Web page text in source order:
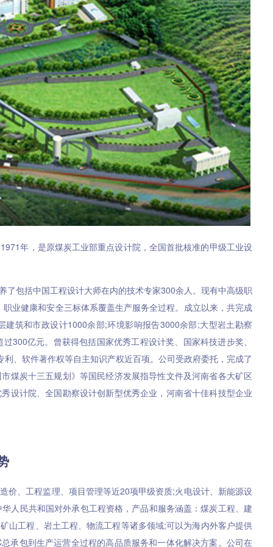
年，是原煤炭工业部重点设计院，全国首批核准的甲级工业设
包括中国工程设计大师在内的技术专家300余人。现有中高级职
业健康和安全三标体系覆盖生产服务全过程。成立以来，共完成
筑和市政设计1000余部;环境影响报告3000余部;大型岩土勘察
300亿元。曾获得包括国家优秀工程设计奖、国家科技进步奖、
、软件著作权等自主知识产权近百项。公司受政府委托，完成了
煤炭十三五规划》等国民经济发展指导性文件及河南省各大矿区
设计院、全国勘察设计创新型优秀企业，河南省十佳科技型企业
、工程监理、项目管理等近20项甲级资质;火电设计、新能源设
人民共和国对外承包工程资格，产品和服务涵盖：煤炭工程、建
山工程、岩土工程、物流工程等诸多领域;可以为海内外客户提供
承包到生产运营全过程的高品质服务和一体化解决方案。公司在